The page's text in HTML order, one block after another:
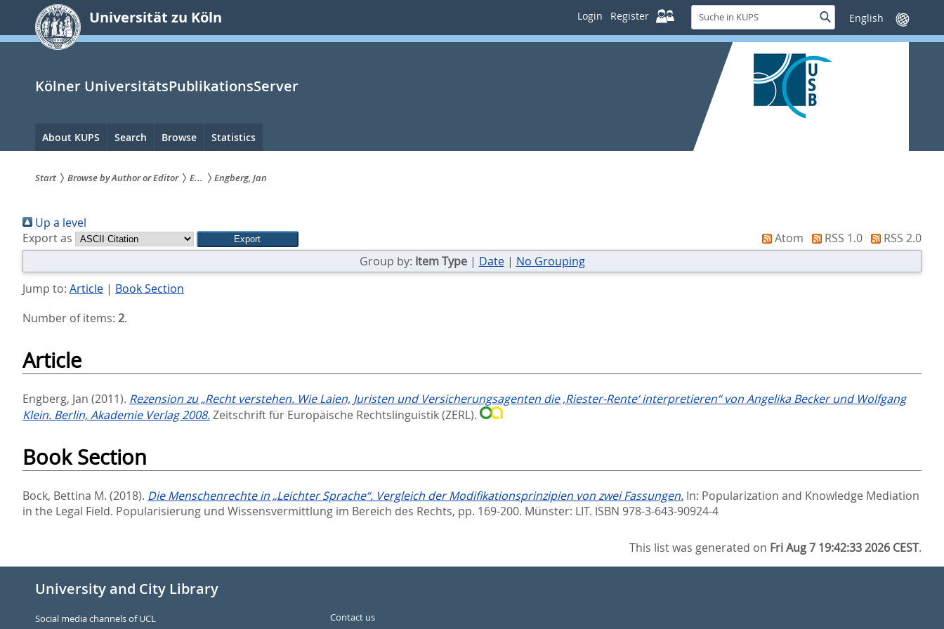
springen
Universität zu Köln Login Register
Suche
in
KUPS
SucheSprache
wechseln
Kölner UniversitätsPublikationsServer
Hauptnavigation
About KUPS Search Browse Statistics
sind
hier:
Start Browse by Author or Editor E... Engberg, Jan
Up a level
Export as
Atom RSS 1.0
RSS 2.0
Group by: Item Type| Date| No Grouping
Jump to: Article| Book Section
Number of items: 2.
Article
Engberg, Jan (2011). Rezension zu „Recht verstehen. Wie Laien, Juristen und Versicherungsagenten die ‚Riester-Rente‘ interpretieren“ von Angelika Becker und Wolfgang
Klein. Berlin, Akademie Verlag 2008.Zeitschrift für Europäische Rechtslinguistik (ZERL).
Book Section
Bock, Bettina M. (2018). Die Menschenrechte in „Leichter Sprache“. Vergleich der Modifikationsprinzipien von zwei Fassungen. In: Popularization and Knowledge Mediation
in the Legal Field. Popularisierung und Wissensvermittlung im Bereich des Rechts, pp. 169-200. Münster: LIT. ISBN 978-3-643-90924-4
This list was generated on Fri Aug 7 19:42:33 2026 CEST.
University and City Library
Social media channels of UCL
Contact us